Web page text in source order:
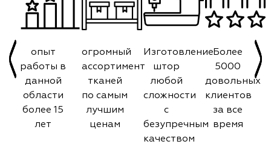
опыт
работы в
данной
области
более 15
лет
огромный
ассортимент
тканей
по самым
лучшим
ценам
Изготовление
штор
любой
сложности
с
безупречным
качеством
Более
5000
довольных
клиентов
за все
время